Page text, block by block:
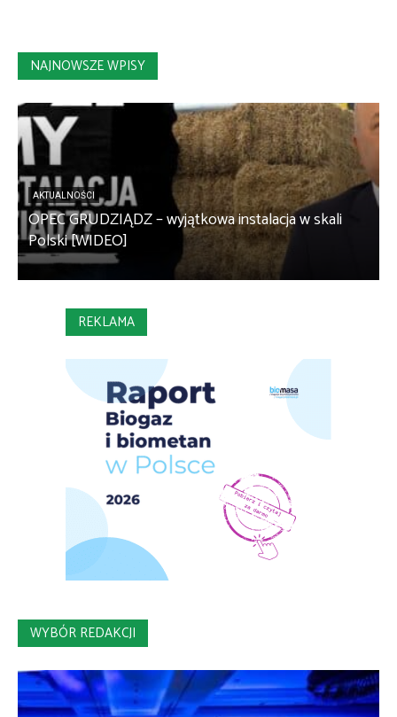
NAJNOWSZE WPISY
AKTUALNOŚCI
OPEC GRUDZIĄDZ – wyjątkowa instalacja w skali
Polski [WIDEO]
REKLAMA
WYBÓR REDAKCJI